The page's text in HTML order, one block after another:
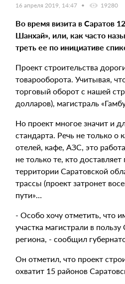
16 апреля 2019, 14:47 19280
Во время визита в Саратов
Шанхай», или, как часто
треть ее по инициативе
Проект строительства
товарооборота. Учитывая,
торговый оборот с нашей
долларов), магистраль
Но проект многое значит и
стандарта. Речь не только о
отелей, кафе, АЗС, это
не только те, кто
территории Саратовской
трассы (проект затронет
пути»…
- Особо хочу отметить, что
участка магистрали в
региона, - сообщил
Он отметил, что проект
охватит 15 районов